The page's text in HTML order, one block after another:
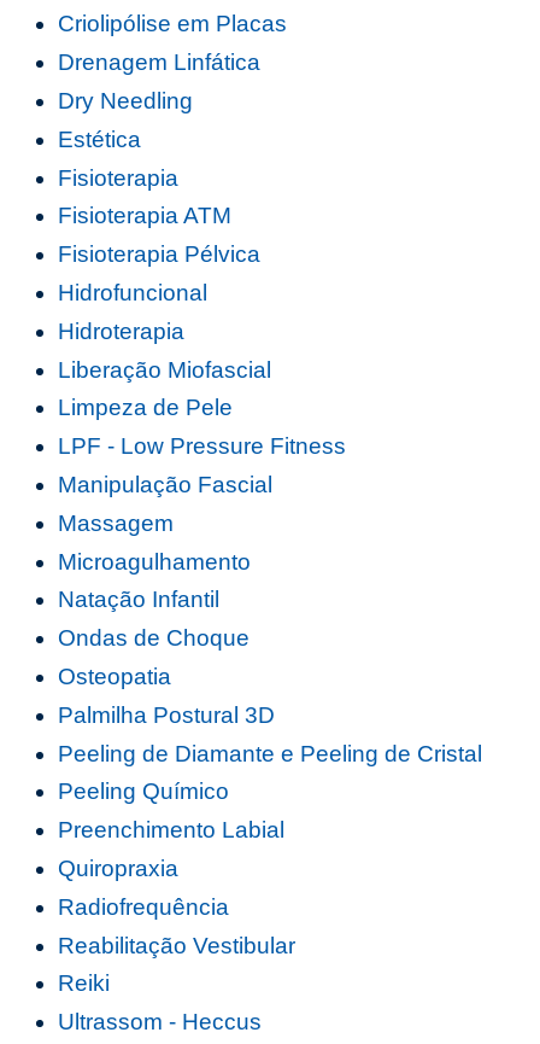
Criolipólise em Placas
Drenagem Linfática
Dry Needling
Estética
Fisioterapia
Fisioterapia ATM
Fisioterapia Pélvica
Hidrofuncional
Hidroterapia
Liberação Miofascial
Limpeza de Pele
LPF - Low Pressure Fitness
Manipulação Fascial
Massagem
Microagulhamento
Natação Infantil
Ondas de Choque
Osteopatia
Palmilha Postural 3D
Peeling de Diamante e Peeling de Cristal
Peeling Químico
Preenchimento Labial
Quiropraxia
Radiofrequência
Reabilitação Vestibular
Reiki
Ultrassom - Heccus